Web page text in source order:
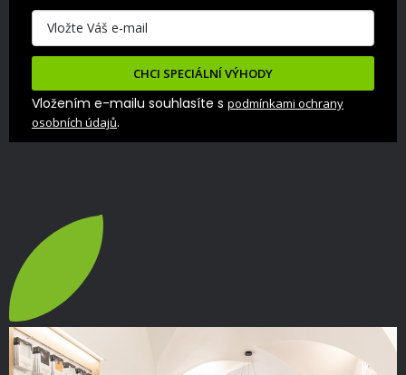
CHCI SPECIÁLNÍ VÝHODY
Vložením e-mailu souhlasíte s podmínkami ochrany
osobních údajů.